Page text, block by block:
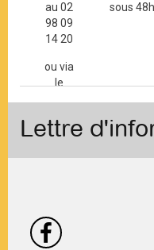
au 02
98 09
14 20
ou via
le
contact
sous 48h
Lettre